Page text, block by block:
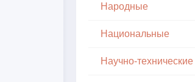
Народные
Национальные
Научно-технические